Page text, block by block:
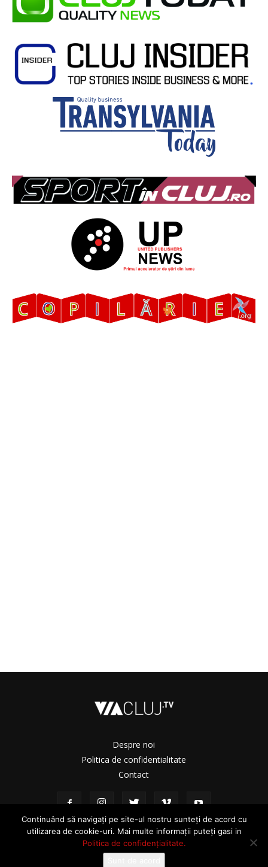
Despre noi
Politica de confidentialitate
Contact
Continuând să navigați pe site-ul nostru sunteți de acord cu
utilizarea de cookie-uri. Mai multe informații puteți gasi in
Politica de confidențialitate.